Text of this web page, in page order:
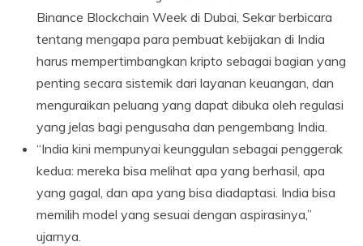
Binance Blockchain Week di Dubai, Sekar berbicara
tentang mengapa para pembuat kebijakan di India
harus mempertimbangkan kripto sebagai bagian yang
penting secara sistemik dari layanan keuangan, dan
menguraikan peluang yang dapat dibuka oleh regulasi
yang jelas bagi pengusaha dan pengembang India.
“India kini mempunyai keunggulan sebagai penggerak
kedua: mereka bisa melihat apa yang berhasil, apa
yang gagal, dan apa yang bisa diadaptasi. India bisa
memilih model yang sesuai dengan aspirasinya,”
ujarnya.